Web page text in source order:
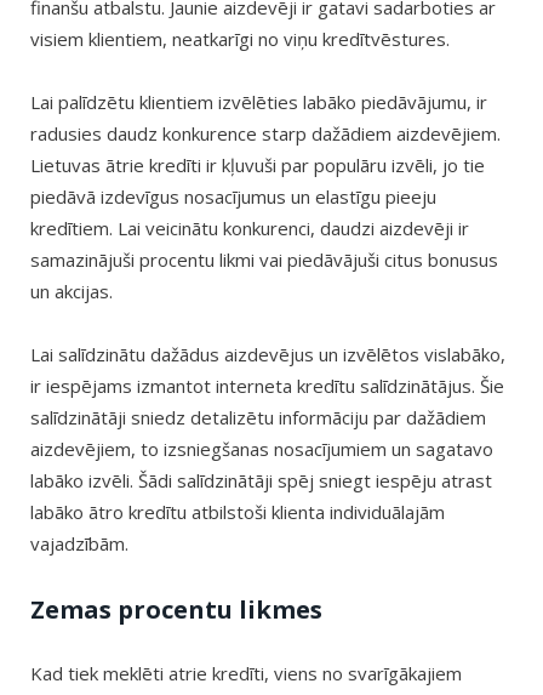
finanšu atbalstu. Jaunie aizdevēji ir gatavi sadarboties ar
visiem klientiem, neatkarīgi no viņu kredītvēstures.
Lai palīdzētu klientiem izvēlēties labāko piedāvājumu, ir
radusies daudz konkurence starp dažādiem aizdevējiem.
Lietuvas ātrie kredīti ir kļuvuši par populāru izvēli, jo tie
piedāvā izdevīgus nosacījumus un elastīgu pieeju
kredītiem. Lai veicinātu konkurenci, daudzi aizdevēji ir
samazinājuši procentu likmi vai piedāvājuši citus bonusus
un akcijas.
Lai salīdzinātu dažādus aizdevējus un izvēlētos vislabāko,
ir iespējams izmantot interneta kredītu salīdzinātājus. Šie
salīdzinātāji sniedz detalizētu informāciju par dažādiem
aizdevējiem, to izsniegšanas nosacījumiem un sagatavo
labāko izvēli. Šādi salīdzinātāji spēj sniegt iespēju atrast
labāko ātro kredītu atbilstoši klienta individuālajām
vajadzībām.
Zemas procentu likmes
Kad tiek meklēti atrie kredīti, viens no svarīgākajiem